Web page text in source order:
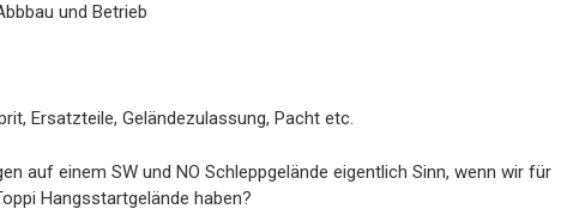
und Betrieb
Ersatzteile, Geländezulassung, Pacht etc.
auf einem SW und NO Schleppgelände eigentlich Sinn, wenn wir für
Hangsstartgelände haben?